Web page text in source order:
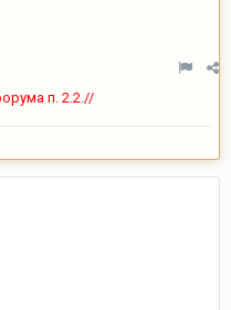
п. 2.2.//